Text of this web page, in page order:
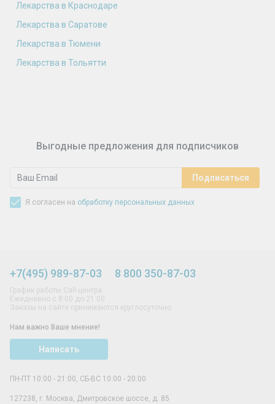
Лекарства в Краснодаре
Лекарства в Саратове
Лекарства в Тюмени
Лекарства в Тольятти
Выгодные предложения для подписчиков
Я согласен на обработку персональных данных
+7(495) 989-87-03 8 800 350-87-03
График работы Call-центра:
Ежедневно с 8:00 до 21:00
Заказы на сайте принимаются круглосуточно
Нам важно Ваше мнение!
Написать
ПН-ПТ 10:00 - 21:00, СБ-ВС 10:00 - 20:00
127238, г. Москва, Дмитровское шоссе, д. 85